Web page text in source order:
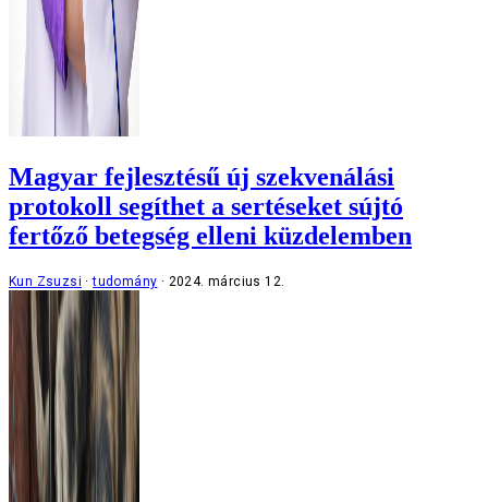
Magyar fejlesztésű új szekvenálási
protokoll segíthet a sertéseket sújtó
fertőző betegség elleni küzdelemben
Kun Zsuzsi tudomány 2024. március 12.